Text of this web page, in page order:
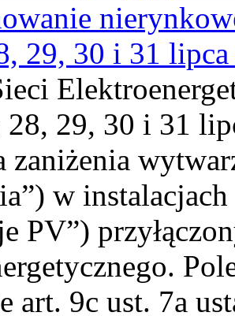
29, 30 i 31
29, 30 i 31
zaniżenia
w
PV”)
art. 9c ust. 7a